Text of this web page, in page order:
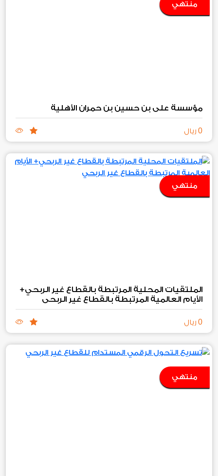
منتهي
مؤسسة علي بن حسين بن حمران الأهلية
0 ريال
منتهي
الملتقيات المحلية المرتبطة بالقطاع غير الربحي+
الأيام العالمية المرتبطة بالقطاع غير الربحي
0 ريال
منتهي